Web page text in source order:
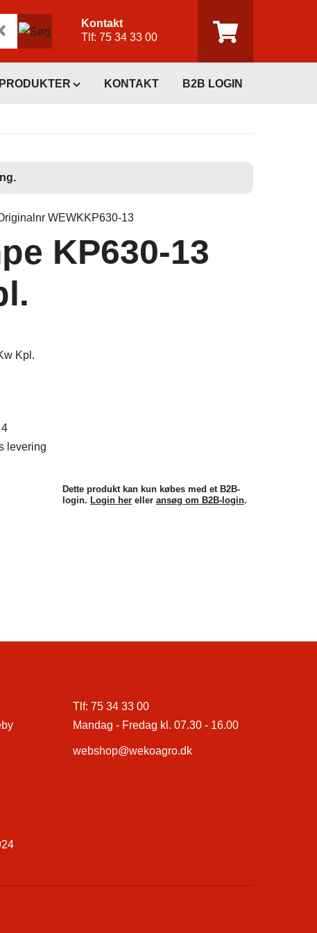
Kontakt
Tlf: 75 34 33 00
KONTAKT B2B LOGIN
WEWKKP630-13
KP630-13
levering
Dette produkt kan kun købes med et B2B-
login. Login her eller ansøg om B2B-login.
Tlf: 75 34 33 00
Mandag - Fredag kl. 07.30 - 16.00
webshop@wekoagro.dk